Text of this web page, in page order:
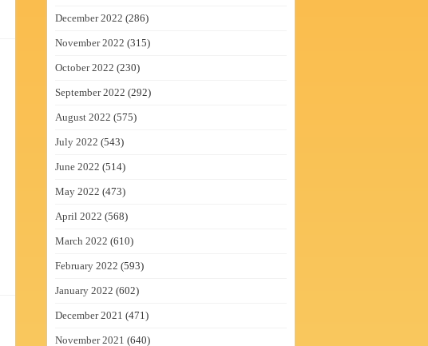
December 2022 (286)
November 2022 (315)
October 2022 (230)
September 2022 (292)
August 2022 (575)
July 2022 (543)
June 2022 (514)
May 2022 (473)
April 2022 (568)
March 2022 (610)
February 2022 (593)
January 2022 (602)
December 2021 (471)
November 2021 (640)